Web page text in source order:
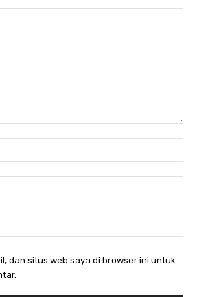
dan situs web saya di browser ini untuk